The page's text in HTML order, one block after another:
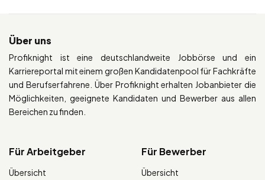
Über uns
Profiknight ist eine deutschlandweite Jobbörse und ein
Karriereportal mit einem großen Kandidatenpool für Fachkräfte
und Berufserfahrene. Über Profiknight erhalten Jobanbieter die
Möglichkeiten, geeignete Kandidaten und Bewerber aus allen
Bereichen zu finden.
Für Arbeitgeber
Übersicht
Für Bewerber
Übersicht